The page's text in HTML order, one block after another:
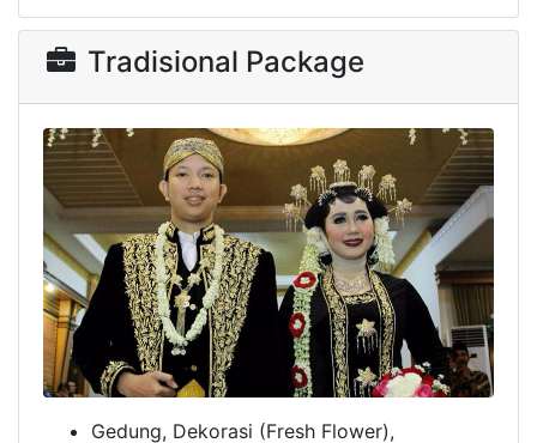
Dokumentasi,
Jas Pengantin, Kue Pengantin,
Kartu Undangan, Mobil Pengantin
Tradisional Package